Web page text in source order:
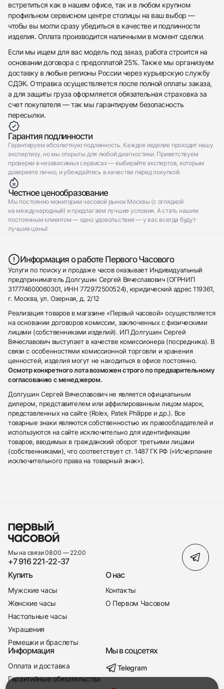
+7 916 221-22-37
встретиться как в нашем офисе, так и в любом крупном
профильном сервисном центре столицы на ваш выбор —
чтобы вы могли сразу убедиться в качестве и подлинности
изделия. Оплата производится наличными в момент сделки.
Если мы ищем для вас модель под заказ, работа строится на
основании договора с предоплатой 25%. Также мы организуем
доставку в любые регионы России через курьерскую службу
СДЭК. Отправка осуществляется после полной оплаты заказа,
а для защиты груза оформляется обязательная страховка за
счет покупателя — так мы гарантируем безопасность
пересылки.
Гарантия подлинности
Гарантируем абсолютную подлинность. Каждое изделие проходит нашу
экспертизу, но мы открыты для любой диагностики. Приветствуем
проверки в независимых сервисах — выбирайте экспертов, которым
доверяете лично, и убеждайтесь в качестве перед покупкой.
Честное ценообразование
Мы постоянно мониторим часовой рынок Москвы (с оглядкой
на международный) и предлагаем лучшие условия. А стать нашим
постоянным клиентом — одно удовольствие — у вас всегда будут
лучшие цены!
Информация о работе Первого Часового
Услуги по поиску и продаже часов оказывает Индивидуальный
предприниматель Долгушин Сергей Вячеславович (ОГРНИП
317774600060301, ИНН 772972500524), юридический адрес 119361,
г. Москва, ул. Озерная, д. 2/12
Реализация товаров в магазине «Первый часовой» осуществляется
на основании договоров комиссии, заключенных с физическими
лицами (собственниками изделий). ИП Долгушин Сергей
Вячеславович выступает в качестве комиссионера (посредника). В
связи с особенностями комиссионной торговли и хранения
ценностей, изделия могут не находиться в офисе постоянно.
Осмотр конкретного лота возможен строго по предварительному
согласованию с менеджером.
Долгушин Сергей Вячеславович не является официальным
дилером, представителем или аффилированным лицом марок,
представленных на сайте (Rolex, Patek Philippe и др.). Все
товарные знаки являются собственностью их правообладателей и
используются на сайте исключительно для идентификации
товаров, вводимых в гражданский оборот третьими лицами
(собственниками), что соответствует ст. 1487 ГК РФ («Исчерпание
исключительного права на товарный знак»).
Мы на связи 08:00 — 22:00
+7 916 221-22-37
Купить
Мужские часы
Женские часы
Настольные часы
Украшения
Ремешки и браслеты
О нас
Контакты
О Первом Часовом
Информация
Оплата и доставка
Гарантийные обязательства
Мы в соцсетях
Telegram